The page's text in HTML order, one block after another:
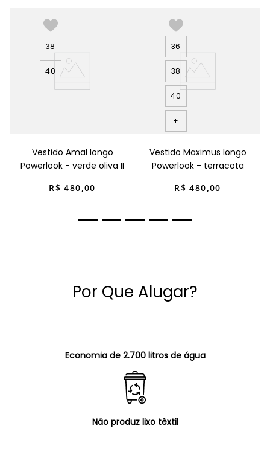
38
40
Vestido Amal longo
Powerlook - verde oliva II
R$ 480,00
36
38
40
+
Vestido Maximus longo
Powerlook - terracota
R$ 480,00
Por Que Alugar?
Economia de 2.700 litros de água
Não produz lixo têxtil